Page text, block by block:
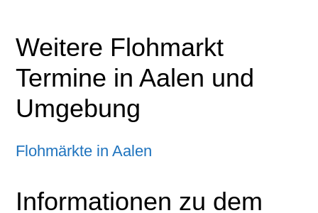
Weitere Flohmarkt
Termine in Aalen und
Umgebung
Flohmärkte in Aalen
Informationen zu dem